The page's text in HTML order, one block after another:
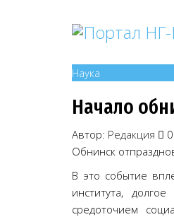
Наука
Начало
Автор: Редакция
Обнинск
В это событие
института,
средоточием